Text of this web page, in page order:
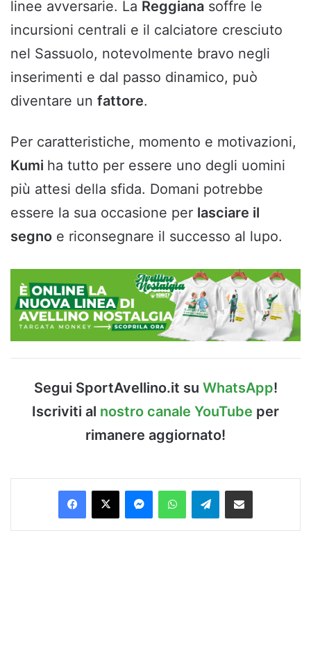
linee avversarie. La Reggiana soffre le
incursioni centrali e il calciatore cresciuto
nel Sassuolo, notevolmente bravo negli
inserimenti e dal passo dinamico, può
diventare un fattore.
Per caratteristiche, momento e motivazioni,
Kumi ha tutto per essere uno degli uomini
più attesi della sfida. Domani potrebbe
essere la sua occasione per lasciare il
segno e riconsegnare il successo al lupo.
Segui SportAvellino.it su WhatsApp!
Iscriviti al nostro canale YouTube per
rimanere aggiornato!
Facebook
X MessengerWhatsAppTelegramCondividi via Email